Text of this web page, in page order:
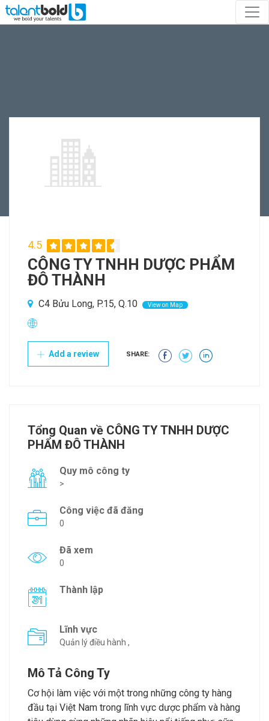
4.5
CÔNG TY TNHH DƯỢC PHẨM
ĐÔ THÀNH
C4 Bửu Long, P.15, Q.10 View on Map
Add a review SHARE:
Tổng Quan về CÔNG TY TNHH DƯỢC
PHẨM ĐÔ THÀNH
Quy mô công ty
>
Công việc đã đăng
0
Đã xem
0
Thành lập
Lĩnh vực
Quản lý điều hành ,
Mô Tả Công Ty
Cơ hội làm việc với một trong những công ty hàng
đầu tại Việt Nam trong lĩnh vực dược phẩm và hàng